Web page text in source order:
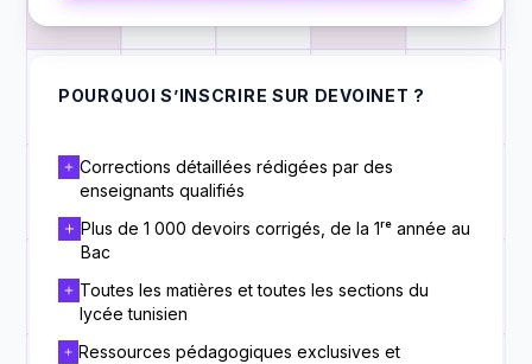
POURQUOI S’INSCRIRE SUR DEVOINET ?
Corrections détaillées rédigées par des
enseignants qualifiés
Plus de 1 000 devoirs corrigés, de la 1ʳᵉ année au
Bac
Toutes les matières et toutes les sections du
lycée tunisien
Ressources pédagogiques exclusives et